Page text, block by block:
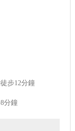
步12分鐘
分鐘